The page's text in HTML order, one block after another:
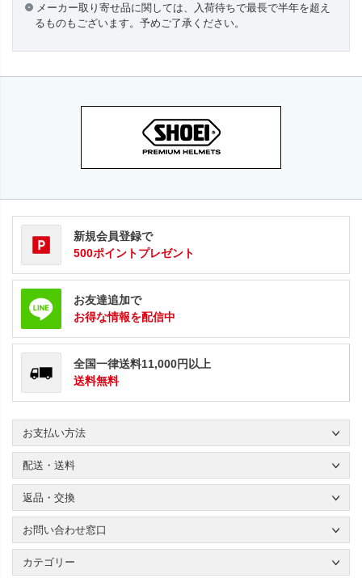
メーカー取り寄せ品に関しては、入荷待ちで最長で半年を超え
るものもございます。予めご了承ください。
新規会員登録で
500ポイントプレゼント
お友達追加で
お得な情報を配信中
全国一律送料11,000円以上
送料無料
お支払い方法
配送・送料
返品・交換
お問い合わせ窓口
カテゴリー